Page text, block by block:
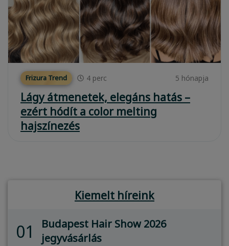
Frizura Trend 4 perc 5 hónapja
Lágy átmenetek, elegáns hatás –
ezért hódít a color melting
hajszínezés
Kiemelt híreink
01
Budapest Hair Show 2026
jegyvásárlás